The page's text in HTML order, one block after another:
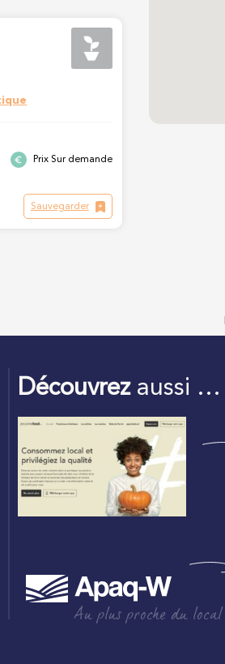
Prix Sur demande
Sauvegarder
Découvrezaussi …
Au plus proche du local